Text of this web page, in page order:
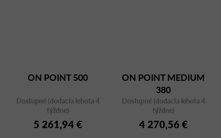
ON POINT 500
Dostupné (dodacia lehota 4
týždne)
5 261,94 €
ON POINT MEDIUM
380
Dostupné (dodacia lehota 4
týždne)
4 270,56 €